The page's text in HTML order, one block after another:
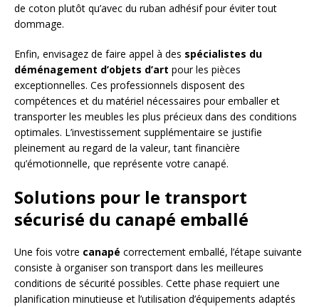
de coton plutôt qu’avec du ruban adhésif pour éviter tout
dommage.
Enfin, envisagez de faire appel à des spécialistes du
déménagement d’objets d’art pour les pièces
exceptionnelles. Ces professionnels disposent des
compétences et du matériel nécessaires pour emballer et
transporter les meubles les plus précieux dans des conditions
optimales. L’investissement supplémentaire se justifie
pleinement au regard de la valeur, tant financière
qu’émotionnelle, que représente votre canapé.
Solutions pour le transport
sécurisé du canapé emballé
Une fois votre canapé correctement emballé, l’étape suivante
consiste à organiser son transport dans les meilleures
conditions de sécurité possibles. Cette phase requiert une
planification minutieuse et l’utilisation d’équipements adaptés